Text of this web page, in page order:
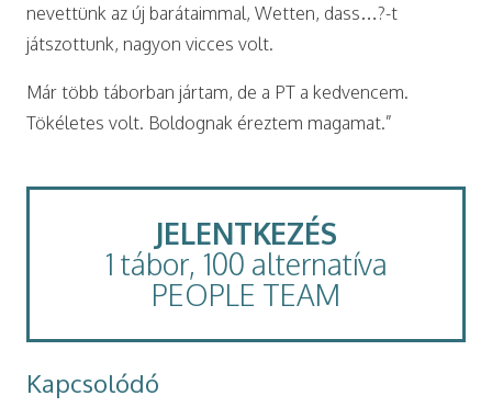
nevettünk az új barátaimmal, Wetten, dass…?-t
játszottunk, nagyon vicces volt.
Már több táborban jártam, de a PT a kedvencem.
Tökéletes volt. Boldognak éreztem magamat.”
JELENTKEZÉS
1 tábor, 100 alternatíva
PEOPLE TEAM
Kapcsolódó